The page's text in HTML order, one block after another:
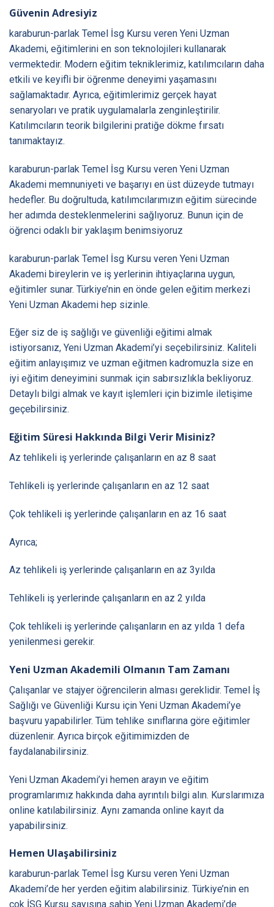
Güvenin Adresiyiz
karaburun-parlak Temel İsg Kursu veren Yeni Uzman
Akademi, eğitimlerini en son teknolojileri kullanarak
vermektedir. Modern eğitim tekniklerimiz, katılımcıların daha
etkili ve keyifli bir öğrenme deneyimi yaşamasını
sağlamaktadır. Ayrıca, eğitimlerimiz gerçek hayat
senaryoları ve pratik uygulamalarla zenginleştirilir.
Katılımcıların teorik bilgilerini pratiğe dökme fırsatı
tanımaktayız.
karaburun-parlak Temel İsg Kursu veren Yeni Uzman
Akademi memnuniyeti ve başarıyı en üst düzeyde tutmayı
hedefler. Bu doğrultuda, katılımcılarımızın eğitim sürecinde
her adımda desteklenmelerini sağlıyoruz. Bunun için de
öğrenci odaklı bir yaklaşım benimsiyoruz
karaburun-parlak Temel İsg Kursu veren Yeni Uzman
Akademi bireylerin ve iş yerlerinin ihtiyaçlarına uygun,
eğitimler sunar. Türkiye’nin en önde gelen eğitim merkezi
Yeni Uzman Akademi hep sizinle.
Eğer siz de iş sağlığı ve güvenliği eğitimi almak
istiyorsanız, Yeni Uzman Akademi’yi seçebilirsiniz. Kaliteli
eğitim anlayışımız ve uzman eğitmen kadromuzla size en
iyi eğitim deneyimini sunmak için sabırsızlıkla bekliyoruz.
Detaylı bilgi almak ve kayıt işlemleri için bizimle iletişime
geçebilirsiniz.
Eğitim Süresi Hakkında Bilgi Verir Misiniz?
Az tehlikeli iş yerlerinde çalışanların en az 8 saat
Tehlikeli iş yerlerinde çalışanların en az 12 saat
Çok tehlikeli iş yerlerinde çalışanların en az 16 saat
Ayrıca;
Az tehlikeli iş yerlerinde çalışanların en az 3yılda
Tehlikeli iş yerlerinde çalışanların en az 2 yılda
Çok tehlikeli iş yerlerinde çalışanların en az yılda 1 defa
yenilenmesi gerekir.
Yeni Uzman Akademili Olmanın Tam Zamanı
Çalışanlar ve stajyer öğrencilerin alması gereklidir. Temel İş
Sağlığı ve Güvenliği Kursu için Yeni Uzman Akademi’ye
başvuru yapabilirler. Tüm tehlike sınıflarına göre eğitimler
düzenlenir. Ayrıca birçok eğitimimizden de
faydalanabilirsiniz.
Yeni Uzman Akademi’yi hemen arayın ve eğitim
programlarımız hakkında daha ayrıntılı bilgi alın. Kurslarımıza
online katılabilirsiniz. Aynı zamanda online kayıt da
yapabilirsiniz.
Hemen Ulaşabilirsiniz
karaburun-parlak Temel İsg Kursu veren Yeni Uzman
Akademi’de her yerden eğitim alabilirsiniz. Türkiye’nin en
çok İSG Kursu sayısına sahip Yeni Uzman Akademi’de